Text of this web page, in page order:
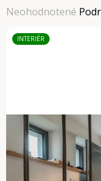
Priemerné
produktu
hviezdičiek.
Neohodnotené
INTERIÉR